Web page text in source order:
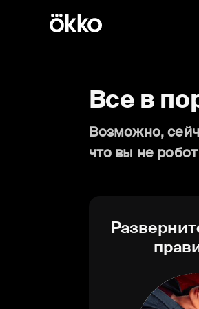
Все в
Возможно,
что вы не робот